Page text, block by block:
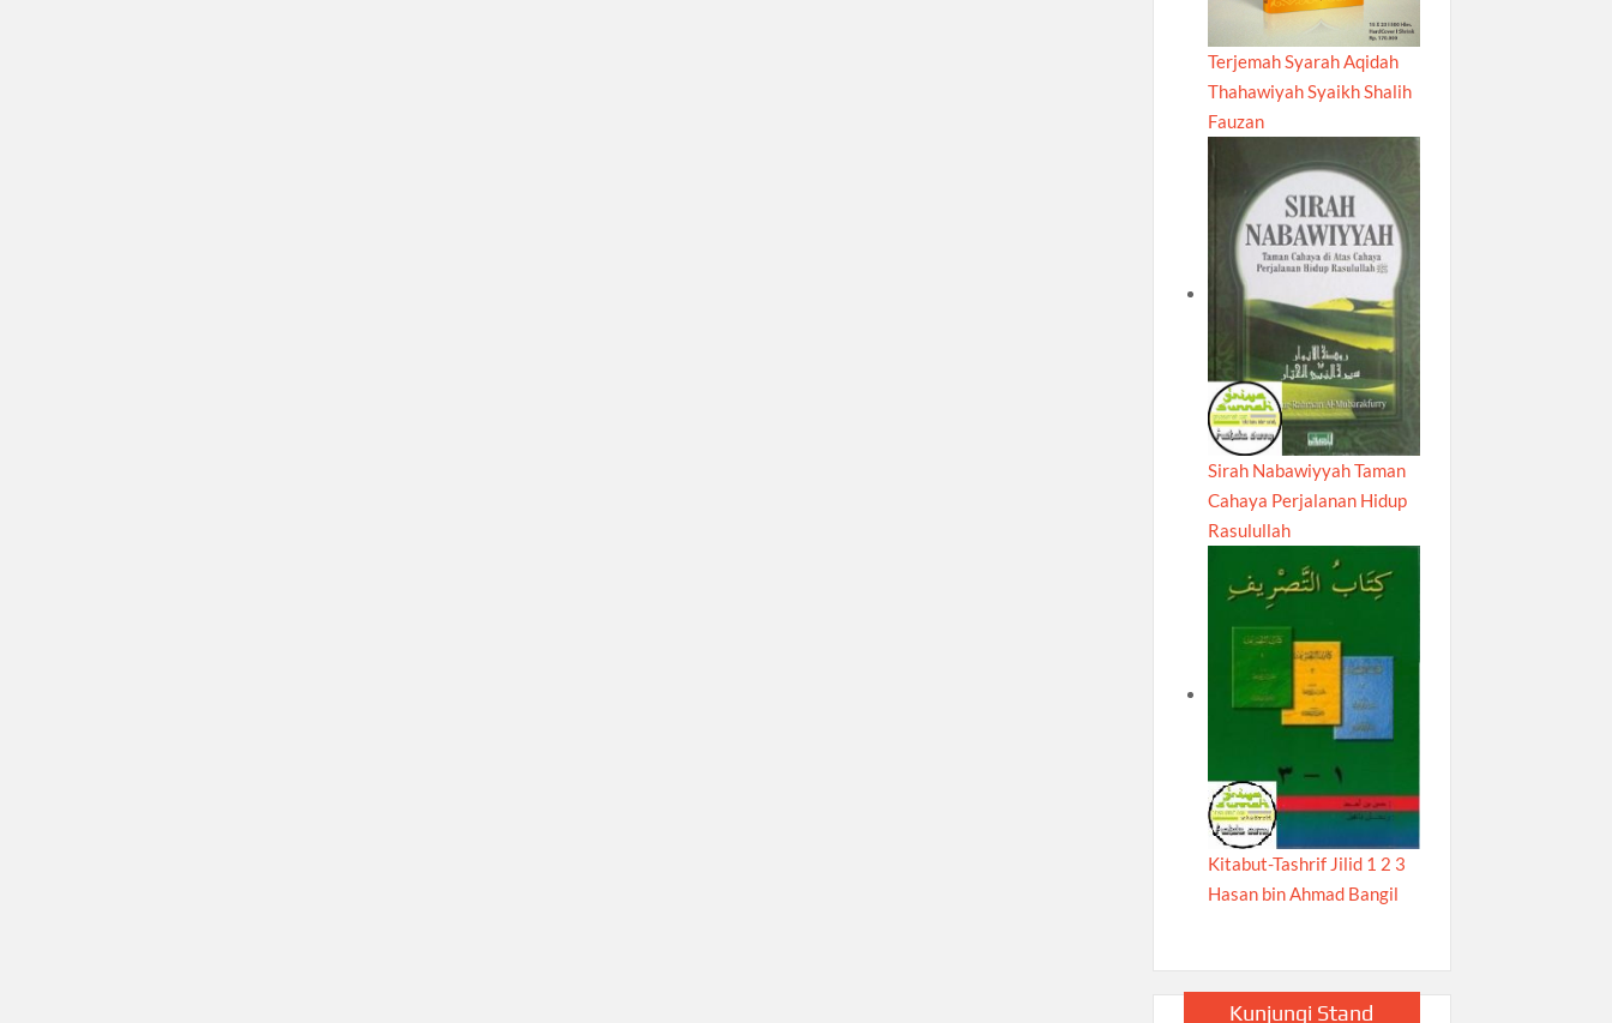
Terjemah Syarah Aqidah
Thahawiyah Syaikh Shalih
Fauzan
Sirah Nabawiyyah Taman
Cahaya Perjalanan Hidup
Rasulullah
Kitabut-Tashrif Jilid 1 2 3
Hasan bin Ahmad Bangil
Kunjungi Stand